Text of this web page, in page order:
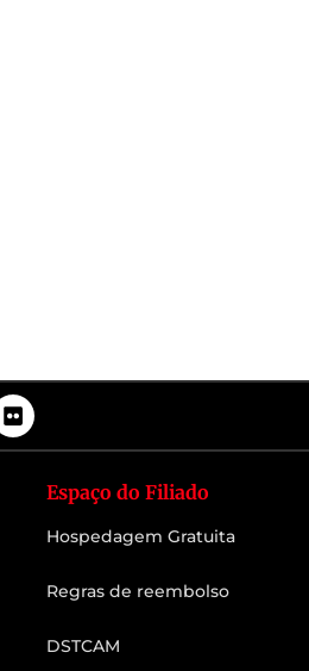
Espaço do Filiado
Hospedagem Gratuita
Regras de reembolso
DSTCAM